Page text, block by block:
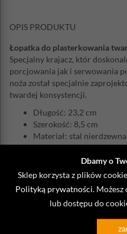
Dbamy o
Sklep korzysta z plików
Polityką prywatności .
lub dostępu do
OPIS PRODUKTU
Łopatka do plasterkowania
Specjalny krajacz, któr
porcjowania jak i serwowania
noża został specjalnie
twardej konsystencji.
Długość: 23,2 cm
Szerokość: 8,5 cm
Materiał: stal